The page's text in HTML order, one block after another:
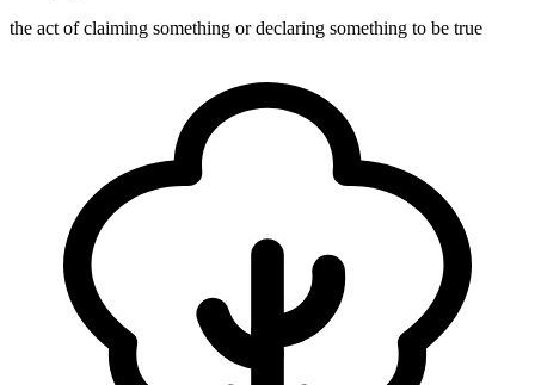
the act of claiming something or declaring something to be true